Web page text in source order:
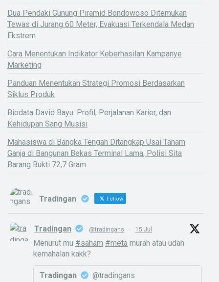
Dua Pendaki Gunung Piramid Bondowoso Ditemukan
Tewas di Jurang 60 Meter, Evakuasi Terkendala Medan
Ekstrem
Cara Menentukan Indikator Keberhasilan Kampanye
Marketing
Panduan Menentukan Strategi Promosi Berdasarkan
Siklus Produk
Biodata David Bayu: Profil, Perjalanan Karier, dan
Kehidupan Sang Musisi
Mahasiswa di Bangka Tengah Ditangkap Usai Tanam
Ganja di Bangunan Bekas Terminal Lama, Polisi Sita
Barang Bukti 72,7 Gram
Tradingan Follow
Tradingan @tradingans · 15 Jul
Menurut mu #saham #meta murah atau udah
kemahalan kakk?
Tradingan
@tradingans